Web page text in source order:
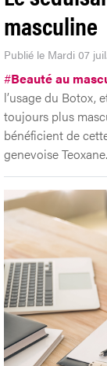
Le
masculine
Publié le Mardi 07
#Beauté au
l’usage du Botox,
bénéficient de
genevoise Teoxane.